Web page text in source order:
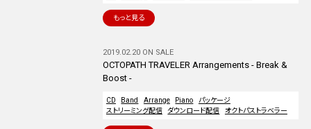
もっと見る
2019.02.20 ON SALE
OCTOPATH TRAVELER Arrangements - Break &
Boost -
CD Band Arrange Piano
パッケージ
ストリーミング配信
ダウンロード配信 オクトパストラベラー